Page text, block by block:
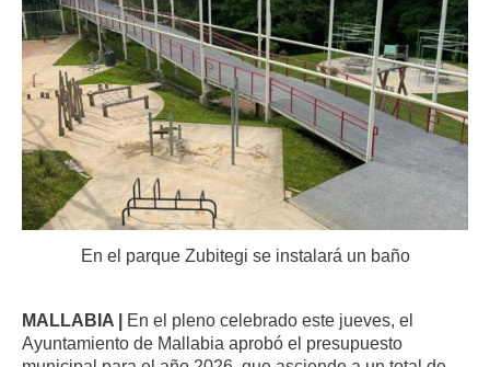
En el parque Zubitegi se instalará un baño
MALLABIA | En el pleno celebrado este jueves, el
Ayuntamiento de Mallabia aprobó el presupuesto